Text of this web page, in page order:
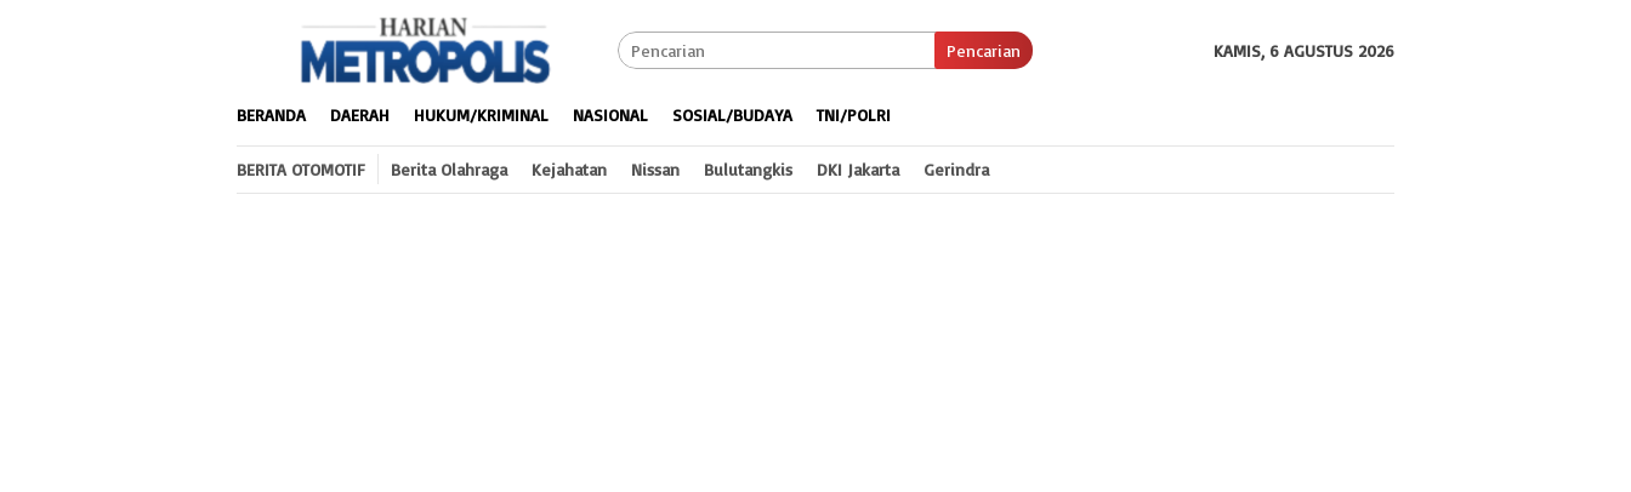
Pencarian KAMIS, 6 AGUSTUS 2026
BERANDA DAERAH HUKUM/KRIMINAL NASIONAL SOSIAL/BUDAYA TNI/POLRI
BERITA OTOMOTIF Berita Olahraga Kejahatan Nissan Bulutangkis DKI Jakarta Gerindra